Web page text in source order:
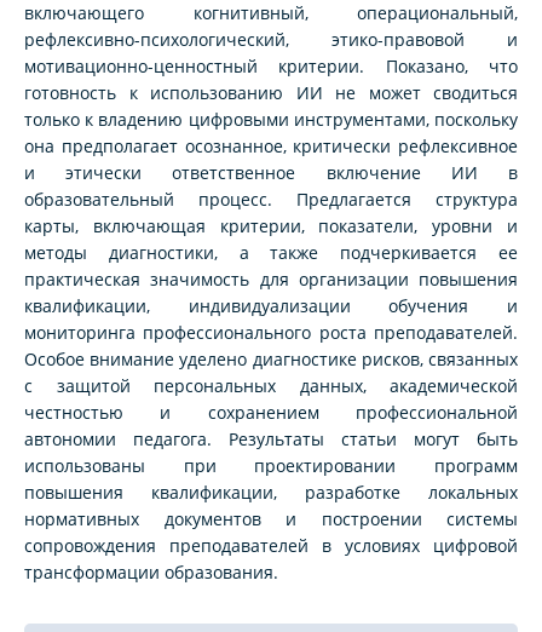
включающего когнитивный, операциональный,
рефлексивно-психологический, этико-правовой и
мотивационно-ценностный критерии. Показано, что
готовность к использованию ИИ не может сводиться
только к владению цифровыми инструментами, поскольку
она предполагает осознанное, критически рефлексивное
и этически ответственное включение ИИ в
образовательный процесс. Предлагается структура
карты, включающая критерии, показатели, уровни и
методы диагностики, а также подчеркивается ее
практическая значимость для организации повышения
квалификации, индивидуализации обучения и
мониторинга профессионального роста преподавателей.
Особое внимание уделено диагностике рисков, связанных
с защитой персональных данных, академической
честностью и сохранением профессиональной
автономии педагога. Результаты статьи могут быть
использованы при проектировании программ
повышения квалификации, разработке локальных
нормативных документов и построении системы
сопровождения преподавателей в условиях цифровой
трансформации образования.